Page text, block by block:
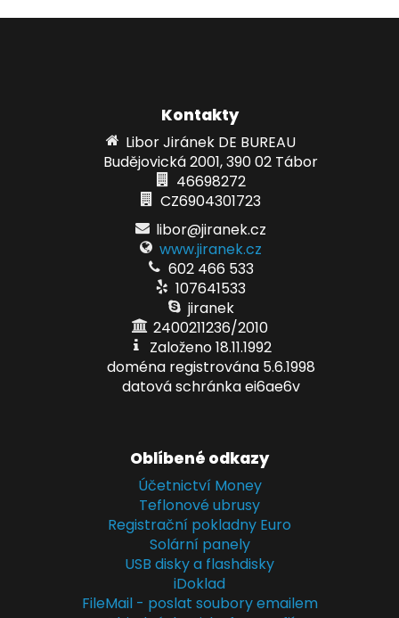
Kontakty
Libor Jiránek DE BUREAU
Budějovická 2001, 390 02 Tábor
46698272
CZ6904301723
libor@jiranek.cz
www.jiranek.cz
602 466 533
107641533
jiranek
2400211236/2010
Založeno 18.11.1992
doména registrována 5.6.1998
datová schránka ei6ae6v
Oblíbené odkazy
Účetnictví Money
Teflonové ubrusy
Registrační pokladny Euro
Solární panely
USB disky a flashdisky
iDoklad
FileMail - poslat soubory emailem